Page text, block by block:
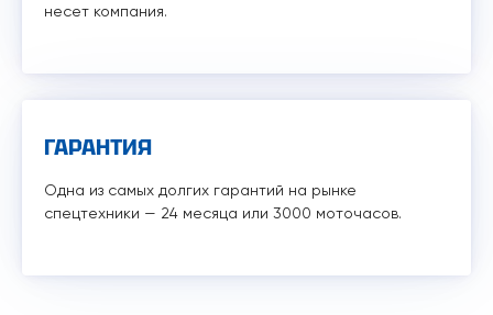
несет компания.
ГАРАНТИЯ
Одна из самых долгих гарантий на рынке
спецтехники — 24 месяца или 3000 моточасов.